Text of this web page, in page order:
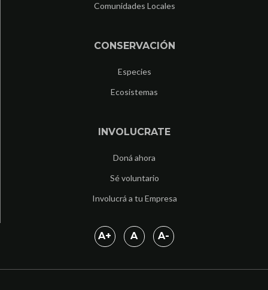
Comunidades Locales
CONSERVACIÓN
Especies
Ecosistemas
INVOLUCRATE
Doná ahora
Sé voluntario
Involucrá a tu Empresa
A+ A A-